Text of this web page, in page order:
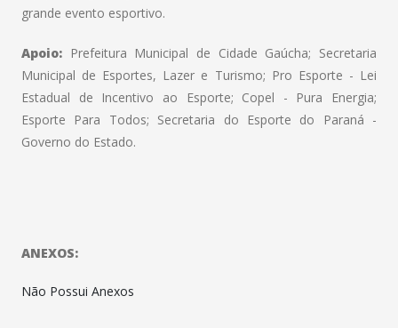
grande evento esportivo.
Apoio: Prefeitura Municipal de Cidade Gaúcha; Secretaria
Municipal de Esportes, Lazer e Turismo; Pro Esporte - Lei
Estadual de Incentivo ao Esporte; Copel - Pura Energia;
Esporte Para Todos; Secretaria do Esporte do Paraná -
Governo do Estado.
ANEXOS:
Não Possui Anexos